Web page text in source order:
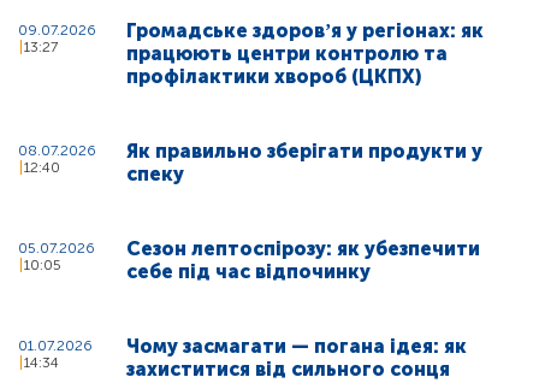
09.07.2026
13:27
Громадське здоровʼя у регіонах: як
працюють центри контролю та
профілактики хвороб (ЦКПХ)
08.07.2026
12:40
Як правильно зберігати продукти у
спеку
05.07.2026
10:05
Сезон лептоспірозу: як убезпечити
себе під час відпочинку
01.07.2026
14:34
Чому засмагати — погана ідея: як
захиститися від сильного сонця